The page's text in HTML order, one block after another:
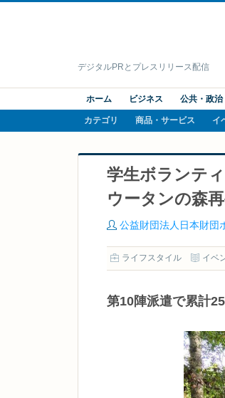
デジタルPRとプレスリリース配信
ホーム ビジネス 公共・政治
カテゴリ 商品・サービス イ
学生ボランテ
ウータンの森
公益財団法人日本財団
ライフスタイル イベ
第10陣派遣で累計